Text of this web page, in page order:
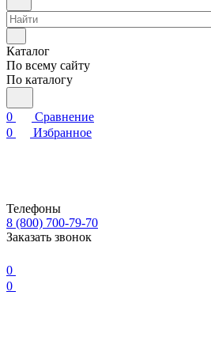
Каталог
По всему сайту
По каталогу
0
Сравнение
0
Избранное
Телефоны
8 (800) 700-79-70
Заказать звонок
0
0